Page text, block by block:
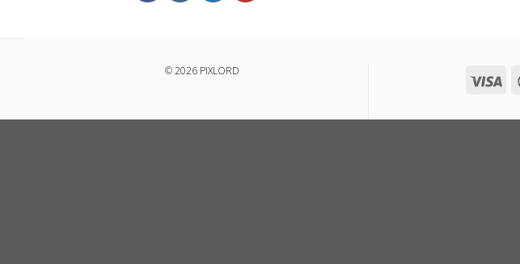
© 2026 PIXLORD